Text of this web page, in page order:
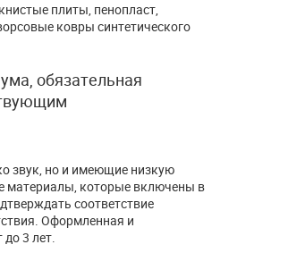
плиты, пенопласт,
ковры синтетического
обязательная
звук, но и имеющие низкую
материалы, которые включены в
соответствие
Оформленная и
3 лет.